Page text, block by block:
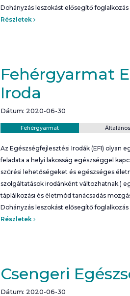
Dohányzás leszokást elősegítő
Részletek
Fehérgyarmat
Iroda
Dátum: 2020-06-30
Helyszín:Fehérgyarmat
Kategória: Általános
Az Egészségfejlesztési Irodák (EFI) olyan
feladata a helyi lakosság egészséggel
szűrési lehetőségeket és egészséges
szolgáltatások irodánként változhatnak.)
táplálkozási és életmód tanácsadás
Dohányzás leszokást elősegítő
Részletek
Csengeri
Dátum: 2020-06-30